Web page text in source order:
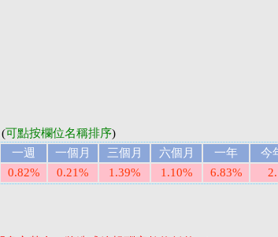
可點按欄位名稱排序)
一週 一個月 三個月 六個月 一年
今
0.82% 0.21% 1.39% 1.10% 6.83%